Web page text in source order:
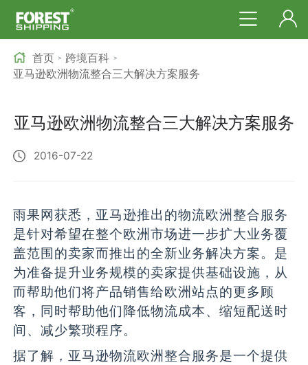
首页 > 跨境百科 >
亚马逊欧洲物流整合三大解决方案服务
亚马逊欧洲物流整合三大解决方案服务
2016-07-22
雨果网获悉，亚马逊推出的物流欧洲整合服务
是针对希望在整个欧洲市场进一步扩大业务覆
盖范围的卖家而推出的全新业务解决方案。是
为准备提升业务规模的卖家提供基础设施，从
而帮助他们将产品销售给欧洲站点的更多顾
客，同时帮助他们降低物流成本、缩短配送时
间、减少繁琐程序。
据了解，亚马逊物流欧洲整合服务是一个提供